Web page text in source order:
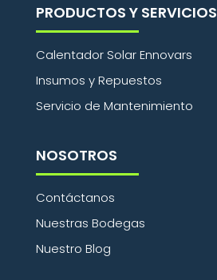
PRODUCTOS Y SERVICIOS
Calentador Solar Ennovars
Insumos y Repuestos
Servicio de Mantenimiento
NOSOTROS
Contáctanos
Nuestras Bodegas
Nuestro Blog